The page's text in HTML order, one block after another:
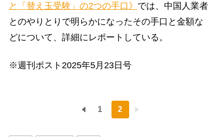
と「替え玉受験」の2つの手口》 では、中国人業者
とのやりとりで明らかになったその手口と金額な
どについて、詳細にレポートしている。
※週刊ポスト2025年5月23日号
1 2